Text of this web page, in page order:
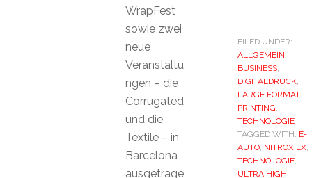
FILED UNDER:
ALLGEMEIN,
BUSINESS,
DIGITALDRUCK,
LARGE FORMAT
PRINTING,
TECHNOLOGIE
TAGGED WITH: E-
AUTO, NITROX EX,
TECHNOLOGIE,
ULTRA HIGH
WrapFest
sowie zwei
neue
Veranstaltu
ngen – die
Corrugated
und die
Textile – in
Barcelona
ausgetrage